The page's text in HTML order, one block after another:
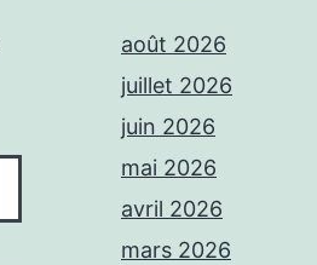
août 2026
juillet 2026
juin 2026
mai 2026
avril 2026
mars 2026